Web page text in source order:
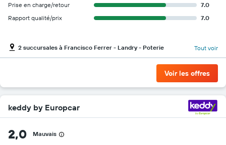
Prise en charge/retour
7.0
Rapport qualité/prix
7.0
2 succursales à Francisco Ferrer - Landry - Poterie Tout voir
Voir les offres
keddy by Europcar
2,0 Mauvais